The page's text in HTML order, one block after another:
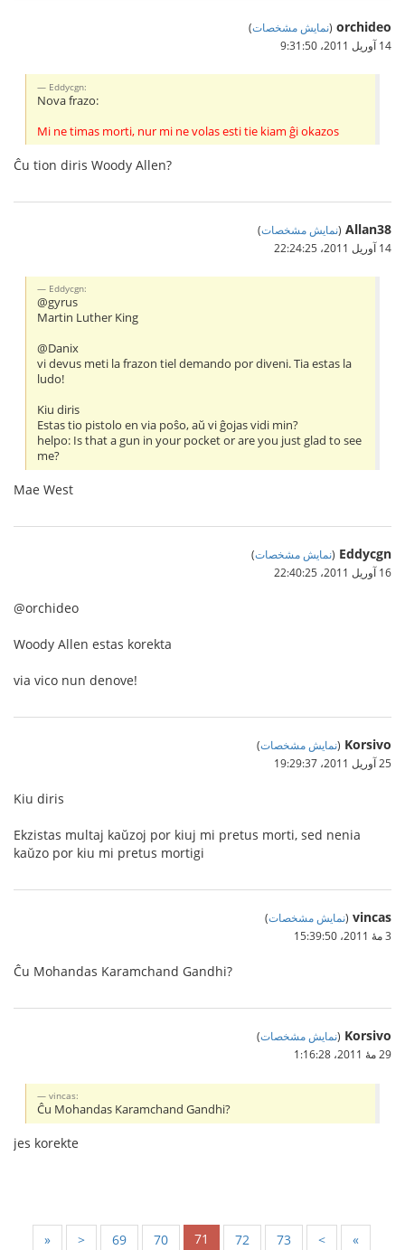
orchideo
(نمایش مشخصات)
14 آوریل 2011،‏ 9:31:50
Eddycgn:
Nova frazo:
Mi ne timas morti, nur mi ne volas esti tie kiam ĝi okazos
Ĉu tion diris Woody Allen?
Allan38
(نمایش مشخصات)
14 آوریل 2011،‏ 22:24:25
Eddycgn:
@gyrus
Martin Luther King
@Danix
vi devus meti la frazon tiel demando por diveni. Tia estas la
ludo!
Kiu diris
Estas tio pistolo en via poŝo, aŭ vi ĝojas vidi min?
helpo: Is that a gun in your pocket or are you just glad to see
me?
Mae West
Eddycgn
(نمایش مشخصات)
16 آوریل 2011،‏ 22:40:25
@orchideo
Woody Allen estas korekta
via vico nun denove!
Korsivo
(نمایش مشخصات)
25 آوریل 2011،‏ 19:29:37
Kiu diris
Ekzistas multaj kaŭzoj por kiuj mi pretus morti, sed nenia
kaŭzo por kiu mi pretus mortigi
vincas
(نمایش مشخصات)
3 مهٔ 2011،‏ 15:39:50
Ĉu Mohandas Karamchand Gandhi?
Korsivo
(نمایش مشخصات)
29 مهٔ 2011،‏ 1:16:28
vincas:
Ĉu Mohandas Karamchand Gandhi?
jes korekte
« < 69 70 71 72 73 > »